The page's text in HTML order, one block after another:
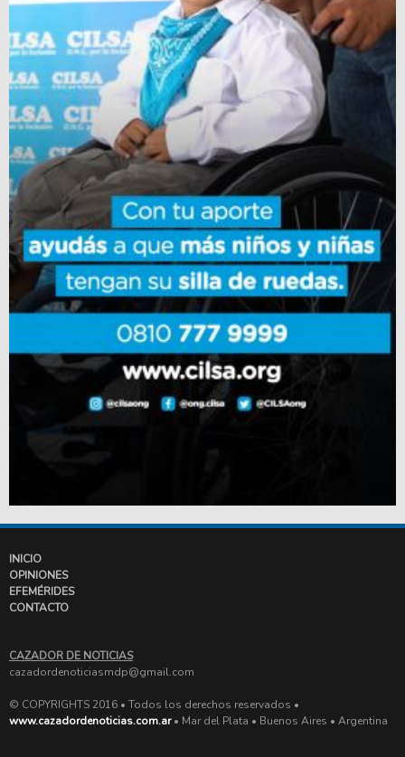
INICIO
OPINIONES
EFEMÉRIDES
CONTACTO
CAZADOR DE NOTICIAS
cazadordenoticiasmdp@gmail.com
© COPYRIGHTS 2016 • Todos los derechos reservados •
www.cazadordenoticias.com.ar• Mar del Plata • Buenos Aires • Argentina